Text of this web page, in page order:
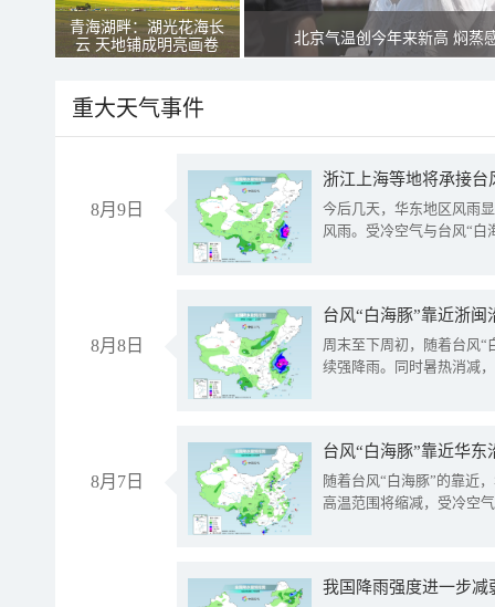
青海湖畔：湖光花海长
云 天地铺成明亮画卷
北京气温创今年来新高 焖蒸
重大天气事件
8月9日
浙江上海等地将承接台
今后几天，华东地区风雨
风雨。受冷空气与台风“白
8月8日
台风“白海豚”靠近浙
周末至下周初，随着台风“
续强降雨。同时暑热消减
8月7日
台风“白海豚”靠近华
随着台风“白海豚”的靠近
高温范围将缩减，受冷空